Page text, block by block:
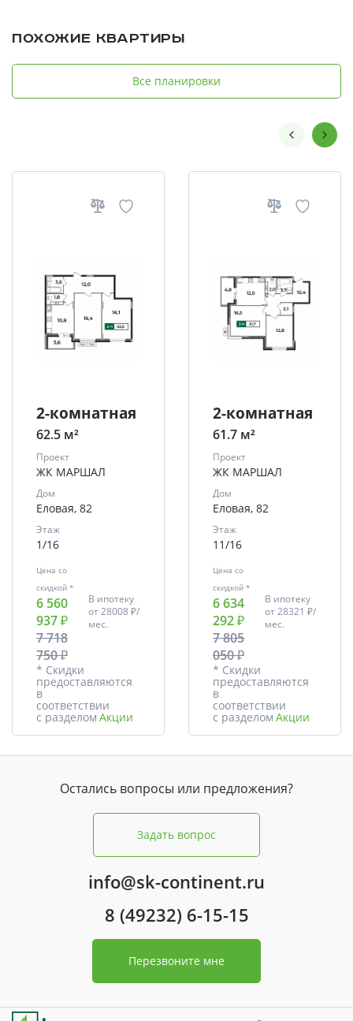
Похожие квартиры
Все планировки
2-комнатная
62.5 м²
Проект
ЖК МАРШАЛ
Дом
Еловая, 82
Этаж
1/16
Цена со
скидкой *
6 560
937 ₽
7 718
750 ₽
В ипотеку
от28008 ₽/
мес.
* Скидки
предоставляются
в
соответствии
с разделом Акции
2-комнатная
61.7 м²
Проект
ЖК МАРШАЛ
Дом
Еловая, 82
Этаж
11/16
Цена со
скидкой *
6 634
292 ₽
7 805
050 ₽
В ипотеку
от28321 ₽/
мес.
* Скидки
предоставляются
в
соответствии
с разделом Акции
Остались вопросы или предложения?
Задать вопрос
info@sk-continent.ru
8 (49232) 6-15-15
Перезвоните мне